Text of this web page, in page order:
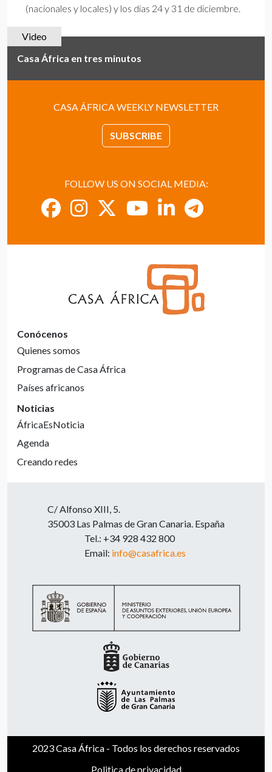
(nacionales y locales) y los días 24 y 31 de diciembre.
Casa África en tres minutos
Video
CASA ÁFRICA WEEKLY NEWSLETTER
SUBSCRIBE
FOLLOW US ON SOCIAL MEDIA:
Conócenos
Quienes somos
Programas de Casa África
Países africanos
Noticias
ÁfricaEsNoticia
Agenda
Creando redes
C/ Alfonso XIII, 5.
35003 Las Palmas de Gran Canaria. España
Tel.: +34 928 432 800
Email: info@casafrica.es
2023 Casa África - Todos los derechos reservados
Politica de privacidad